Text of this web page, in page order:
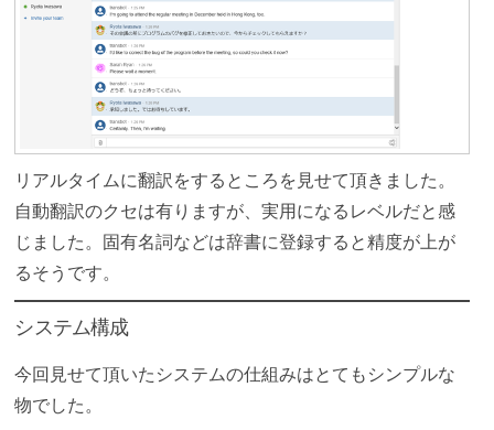
リアルタイムに翻訳をするところを見せて頂きました。
自動翻訳のクセは有りますが、実用になるレベルだと感
じました。固有名詞などは辞書に登録すると精度が上が
るそうです。
システム構成
今回見せて頂いたシステムの仕組みはとてもシンプルな
物でした。